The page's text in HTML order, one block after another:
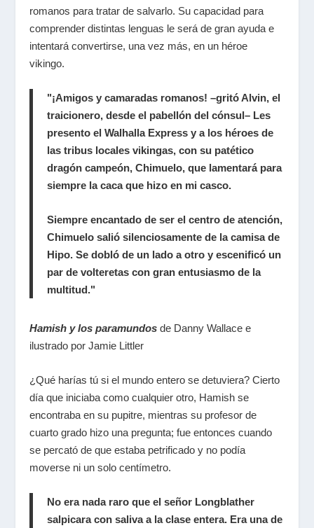
romanos para tratar de salvarlo. Su capacidad para
comprender distintas lenguas le será de gran ayuda e
intentará convertirse, una vez más, en un héroe
vikingo.
"¡Amigos y camaradas romanos! –gritó Alvin, el
traicionero, desde el pabellón del cónsul– Les
presento el Walhalla Express y a los héroes de
las tribus locales vikingas, con su patético
dragón campeón, Chimuelo, que lamentará para
siempre la caca que hizo en mi casco.
Siempre encantado de ser el centro de atención,
Chimuelo salió silenciosamente de la camisa de
Hipo. Se dobló de un lado a otro y escenificó un
par de volteretas con gran entusiasmo de la
multitud."
Hamish y los paramundos de Danny Wallace e
ilustrado por Jamie Littler
¿Qué harías tú si el mundo entero se detuviera? Cierto
día que iniciaba como cualquier otro, Hamish se
encontraba en su pupitre, mientras su profesor de
cuarto grado hizo una pregunta; fue entonces cuando
se percató de que estaba petrificado y no podía
moverse ni un solo centímetro.
No era nada raro que el señor Longblather
salpicara con saliva a la clase entera. Era una de